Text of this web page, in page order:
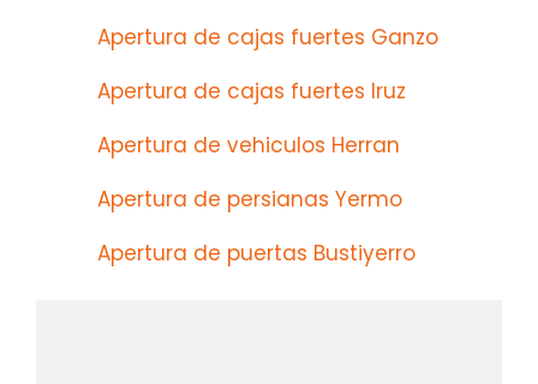
Apertura de cajas fuertes Ganzo
Apertura de cajas fuertes Iruz
Apertura de vehiculos Herran
Apertura de persianas Yermo
Apertura de puertas Bustiyerro